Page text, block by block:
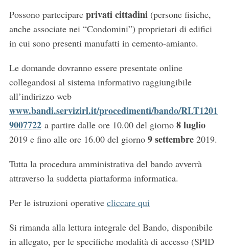
Possono partecipareprivati cittadini (persone fisiche,
anche associate nei “Condomini”) proprietari di edifici
in cui sono presenti manufatti in cemento-amianto.
Le domande dovranno essere presentate online
collegandosi al sistema informativo raggiungibile
all’indirizzo web
www.bandi.servizirl.it/procedimenti/bando/RLT1201
9007722a partire dalle ore 10.00 del giorno 8 luglio
2019 e fino alle ore 16.00 del giorno 9 settembre2019.
Tutta la procedura amministrativa del bando avverrà
attraverso la suddetta piattaforma informatica.
Per le istruzioni operative cliccare qui
Si rimanda alla lettura integrale del Bando, disponibile
in allegato, per le specifiche modalità di accesso (SPID